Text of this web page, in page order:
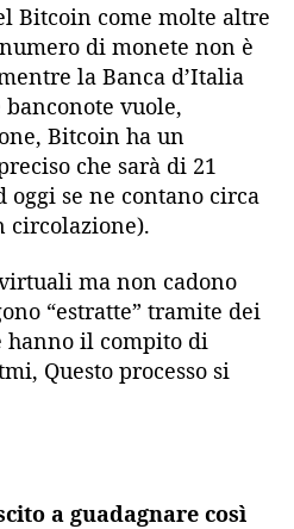
Bitcoin come molte altre
di monete non è
la Banca d’Italia
vuole,
Bitcoin ha un
che sarà di 21
se ne contano circa
circolazione).
ma non cadono
“estratte” tramite dei
hanno il compito di
Questo processo si
a guadagnare così